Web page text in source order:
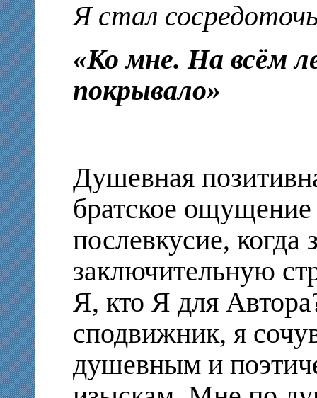
Я стал
«Ко мне. На всём
покрывало»
Душевная
братское ощущение
послевкусие, когда
заключительную
Я, кто Я для
сподвижник, я
душевным и